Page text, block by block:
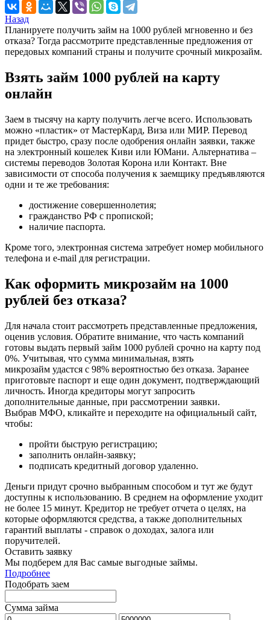
Назад
Планируете получить займ на 1000 рублей мгновенно и без
отказа? Тогда рассмотрите представленные предложения от
передовых компаний страны и получите срочный микрозайм.
Взять займ 1000 рублей на карту
онлайн
Заем в тысячу на карту получить легче всего. Использовать
можно «пластик» от МастерКард, Виза или МИР. Перевод
придет быстро, сразу после одобрения онлайн заявки, также
на электронный кошелек Киви или ЮМани. Альтернатива –
системы переводов Золотая Корона или Контакт. Вне
зависимости от способа получения к заемщику предъявляются
одни и те же требования:
достижение совершеннолетия;
гражданство РФ с пропиской;
наличие паспорта.
Кроме того, электронная система затребует номер мобильного
телефона и e-mail для регистрации.
Как оформить микрозайм на 1000
рублей без отказа?
Для начала стоит рассмотреть представленные предложения,
оценив условия. Обратите внимание, что часть компаний
готовы выдать первый займ 1000 рублей срочно на карту под
0%. Учитывая, что сумма минимальная, взять
микрозайм удастся с 98% вероятностью без отказа. Заранее
приготовьте паспорт и еще один документ, подтверждающий
личность. Иногда кредиторы могут запросить
дополнительные данные, при рассмотрении заявки.
Выбрав МФО, кликайте и переходите на официальный сайт,
чтобы:
пройти быструю регистрацию;
заполнить онлайн-заявку;
подписать кредитный договор удаленно.
Деньги придут срочно выбранным способом и тут же будут
доступны к использованию. В среднем на оформление уходит
не более 15 минут. Кредитор не требует отчета о целях, на
которые оформляются средства, а также дополнительных
гарантий выплаты - справок о доходах, залога или
поручителей.
Оставить заявку
Мы подберем для Вас самые выгодные займы.
Подробнее
Подобрать заем
Сумма займа